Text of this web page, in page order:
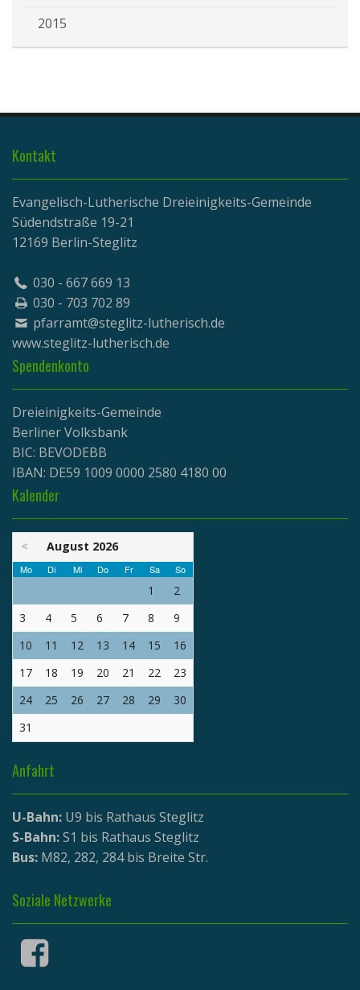
2015
Kontakt
Evangelisch-Lutherische Dreieinigkeits-Gemeinde
Südendstraße 19-21
12169 Berlin-Steglitz
030 - 667 669 13
030 - 703 702 89
pfarramt@steglitz-lutherisch.de
www.steglitz-lutherisch.de
Spendenkonto
Dreieinigkeits-Gemeinde
Berliner Volksbank
BIC: BEVODEBB
IBAN: DE59 1009 0000 2580 4180 00
Kalender
< August 2026
Mo Di Mi Do Fr Sa So
1
2
3
4 5 6 7 8
9
10
11 12 13 14 15
16
17
18 19 20 21 22
23
24
25 26 27 28 29
30
31
Anfahrt
U-Bahn: U9 bis Rathaus Steglitz
S-Bahn:S1 bis Rathaus Steglitz
Bus: M82, 282, 284 bis Breite Str.
Soziale Netzwerke